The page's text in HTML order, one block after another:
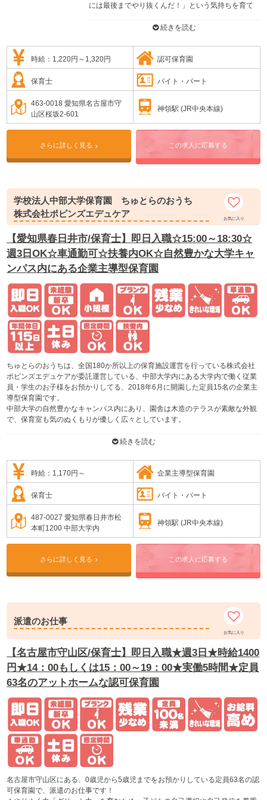
には最後までやり抜くんだ！」という気持ちを育て
く力を大切にするという考えをもとに【専科】とい
し、約3ヶ月の間、活動分野別に3～5歳児の縦割り活
動で行われます。異年齢の中で「自分の出来ない部
分をしっかりと見つめ、他人の良いところを認め、
それを取り込んで」いきます。
★英語の時間が月に2回程度（2歳児～5歳児対象）、
専門の先生からの体育の指導が月に3回程度（3歳児
以上対象）あります。リトミックは月に2回（2歳児
以上）あります。
続きを読む
時給：1,220円～1,320円 認可保育園
保育士 バイト・パート
463-0018 愛知県名古屋市守
山区桜坂2-601
神領駅 (JR中央本線)
さらに詳しく見る この求人に応募する
学校法人中部大学保育園 ちゅとらのおうち
株式会社ポピンズエデュケア
お気に入り
【愛知県春日井市/保育士】即日入職☆15:00～18:30☆
週3日OK☆車通勤可☆扶養内OK☆自然豊かな大学キャ
ンパス内にある企業主導型保育園
ちゅとらのおうちは、全国180か所以上の保育施設運営を行っている株式会社
ポピンズエデュケアが委託運営している、中部大学内にある大学内で働く従業
員・学生のお子様をお預かりしてる、2018年6月に開園した定員15名の企業主
導型保育園です。
中部大学の自然豊かなキャンパス内にあり、園舎は木造のテラスが素敵な外観
で、保育室も気のぬくもりが優しく広々としています。
ポピンズの「エデュケア」とは、エデュケーション（教育）とケア（保育）を
ーチとして、一人ひとりの子どもに個性があるように、知力のバランスも個性
的です。それを見極めるために「知力8（言語・論理数学・音楽・空間構成・
身体運動・自然科学・社会性・自己受容）」という子どもたちの知力を大きく
8つの領域に整理し、持って生まれた力をさらに伸ばし、新たな力を見つけて
引き出してあげることがポピンズのエデュケアです。
また、将来グローバルに羽ばたく子供たちのために、SDGsを普段の生活の中
で取り入れ、モノを大切に、最後まで使うことを学んでいます。また食育や、
IT活動にも積極的に取り組んでいます。
続きを読む
時給：1,170円～ 企業主導型保育園
保育士 バイト・パート
487-0027 愛知県春日井市松
本町1200 中部大学内
神領駅 (JR中央本線)
さらに詳しく見る この求人に応募する
派遣のお仕事
お気に入り
【名古屋市守山区/保育士】即日入職★週3日★時給1400
円★14：00もしくは15：00～19：00★実働5時間★定員
63名のアットホームな認可保育園
名古屋市守山区にある、0歳児から5歳児までをお預かりしている定員63名の認
可保育園で、派遣のお仕事です！